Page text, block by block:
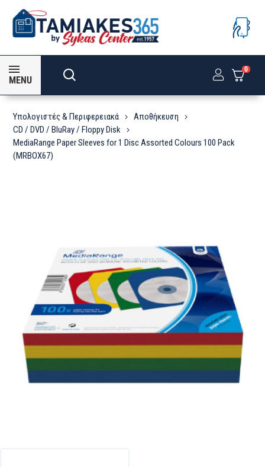
MENU
0
Υπολογιστές & Περιφερειακά
Αποθήκευση
CD / DVD / BluRay / Floppy Disk
MediaRange Paper Sleeves for 1 Disc Assorted Colours 100 Pack
(MRBOX67)